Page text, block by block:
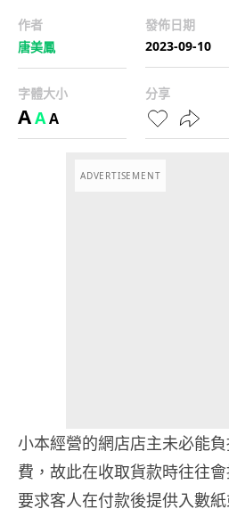
作者
唐美鳳
發佈日期
2023-09-10
字體大小
AAA
分享
ADVERTISEMENT
小本經營的網店店主未必能
費，故此在收取貨款時往往
要求客人在付款後提供入數